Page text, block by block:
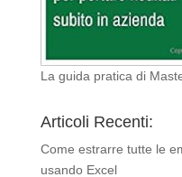
La guida pratica di
Articoli Recenti:
Come estrarre tutte le
usando Excel